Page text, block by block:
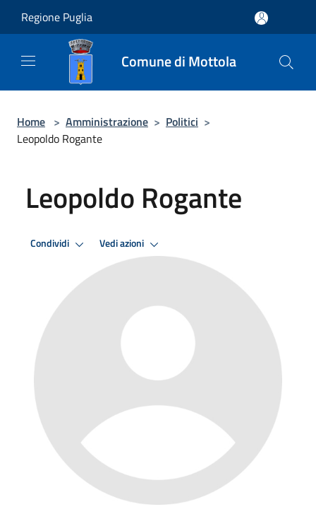
Regione Puglia
Comune di Mottola
Home > Amministrazione > Politici >
Leopoldo Rogante
Leopoldo Rogante
Condividi Vedi azioni